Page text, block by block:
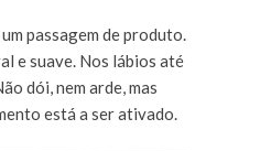
passagem de produto.
e suave. Nos lábios até
dói, nem arde, mas
está a ser ativado.